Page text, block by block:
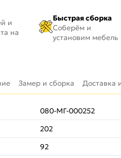
и
на
Быстрая сборка
Соберём и
установим мебель
Замер и сборка Доставка
080-МГ-000252
202
92